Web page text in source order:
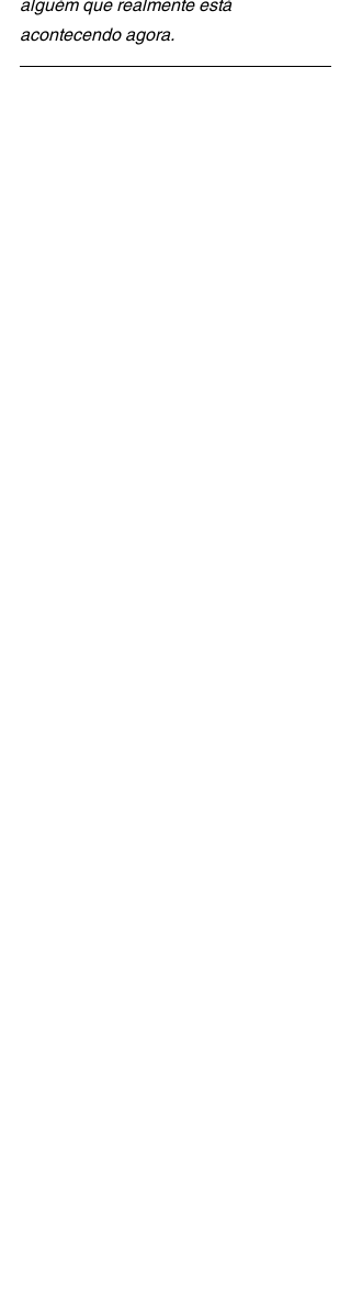
alguém que realmente está
acontecendo agora.